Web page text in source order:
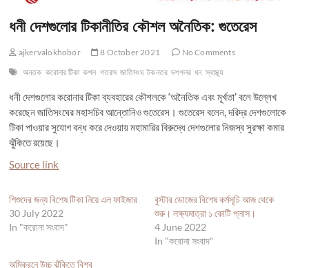
ধনী দেশগুলোর টিকানীতির কৌশল অনৈতিক: গুতেরেস
ajkervalokhobor 8 October 2021
No Comments
অনতক করোনার টিকা কশল গতরস জাতিসংঘ টকনতর দশগলর ধন স্বাস্থ্য
ধনী দেশগুলোর করোনার টিকা ব্যবহারের কৌশলকে ‘অনৈতিক এবং মূর্খতা’ বলে উল্লেখ
করেছেন জাতিসংঘের মহাসচিব আন্তোনিও গুতেরেস। গুতেরেস বলেন, দরিদ্র দেশগুলোকে
টিকা পাওয়ার সুযোগ বন্ধ করে দেওয়ায় মহামারির বিরুদ্ধে দেশগুলোর নিজস্ব সুরক্ষা কমার
ঝুঁকিতে রয়েছে।
Source link
শিশুদের জন্য বিশেষ টিকা নিয়ে এল ফাইজার
30 July 2022
In "করোনা সংবাদ"
বুস্টার ডোজের বিশেষ কর্মসূচি আজ থেকে
শুরু। লক্ষ্যমাত্রা ১ কোটি প্লাস।
4 June 2022
In "করোনা সংবাদ"
অমিক্রনে উচ্চ ঝুঁকিতে বিশ্ব